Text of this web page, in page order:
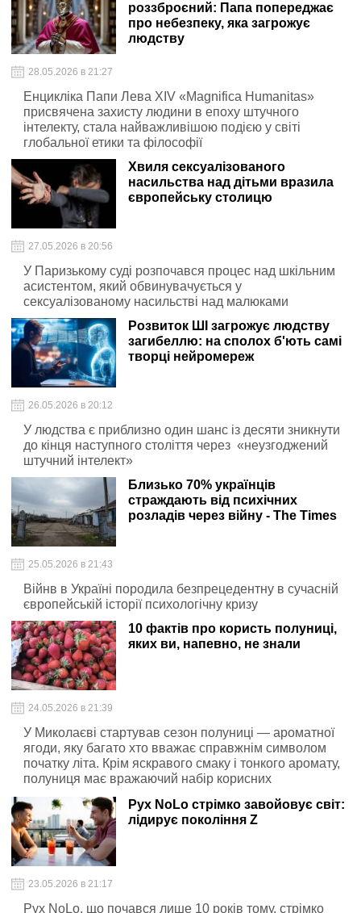
роззброєний: Папа попереджає
про небезпеку, яка загрожує
людству
28.05.2026 в 21:27
Енцикліка Папи Лева XIV «Magnifica Humanitas»
присвячена захисту людини в епоху штучного
інтелекту, стала найважливішою подією у світі
глобальної етики та філософії
Хвиля сексуалізованого
насильства над дітьми вразила
європейську столицю
27.05.2026 в 20:56
У Паризькому суді розпочався процес над шкільним
асистентом, який обвинувачується у
сексуалізованому насильстві над малюками
Розвиток ШІ загрожує людству
загибеллю: на сполох б'ють самі
творці нейромереж
26.05.2026 в 20:12
У людства є приблизно один шанс із десяти зникнути
до кінця наступного століття через «неузгоджений
штучний інтелект»
Близько 70% українців
страждають від психічних
розладів через війну - The Times
25.05.2026 в 21:43
Війнв в Україні породила безпрецедентну в сучасній
європейській історії психологічну кризу
10 фактів про користь полуниці,
яких ви, напевно, не знали
24.05.2026 в 21:39
У Миколаєві стартував сезон полуниці — ароматної
ягоди, яку багато хто вважає справжнім символом
початку літа. Крім яскравого смаку і тонкого аромату,
полуниця має вражаючий набір корисних
властивостей
Рух NoLo стрімко завойовує світ:
лідирує покоління Z
23.05.2026 в 21:17
Рух NoLo, що почався лише 10 років тому, стрімко